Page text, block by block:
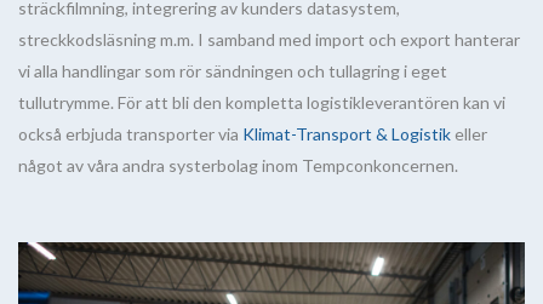
sträckfilmning, integrering av kunders datasystem,
streckkodsläsning m.m. I samband med import och export hanterar
vi alla handlingar som rör sändningen och tullagring i eget
tullutrymme. För att bli den kompletta logistikleverantören kan vi
också erbjuda transporter via Klimat-Transport & Logistik eller
något av våra andra systerbolag inom Tempconkoncernen.